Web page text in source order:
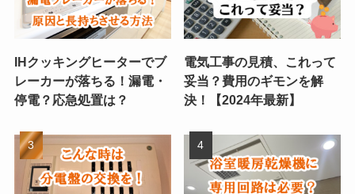
IHクッキングヒーターでブ
レーカーが落ちる！漏電・
停電？応急処置は？
電気工事の見積、これって
妥当？費用のギモンを解
決！【2024年最新】